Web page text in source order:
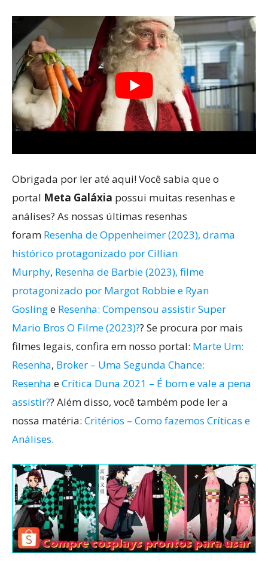
Obrigada por ler até aqui! Você sabia que o
portal Meta Galáxia possui muitas resenhas e
análises? As nossas últimas resenhas
foram Resenha de Oppenheimer (2023), drama
histórico protagonizado por Cillian
Murphy, Resenha de Barbie (2023), filme
protagonizado por Margot Robbie e Ryan
Goslinge Resenha: Compensou assistir Super
Mario Bros O Filme (2023)?? Se procura por mais
filmes legais, confira em nosso portal: Marte Um:
Resenha, Broker – Uma Segunda Chance:
Resenha eCrítica Duna 2021 – É bom e vale a pena
assistir?? Além disso, você também pode ler a
nossa matéria: Critérios – Como fazemos Críticas e
Análises.